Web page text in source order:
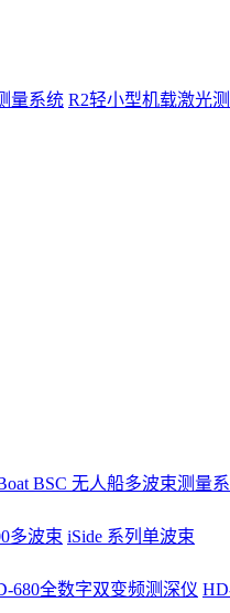
量系统 R2轻小型机载激光
BSC 无人船多波束测量
多波束 iSide 系列单波束
680全数字双变频测深仪